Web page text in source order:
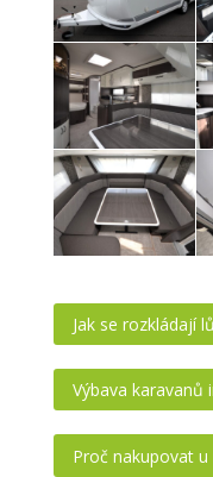
Jak se rozkládají
Výbava karavanů
Proč nakupovat u